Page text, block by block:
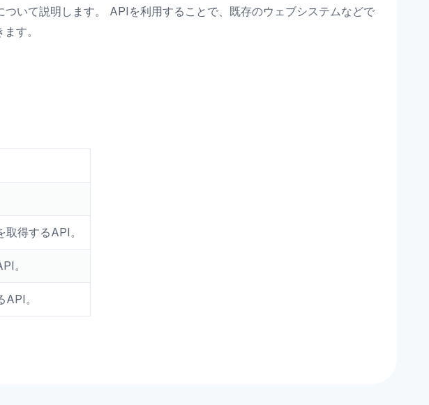
いて説明します。 APIを利用することで、既存のウェブシステムなどで
す。
得するAPI。
。
。